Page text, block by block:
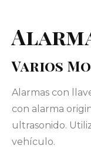
Varios
Alarmas con
con alarma
ultrasonido.
vehículo.